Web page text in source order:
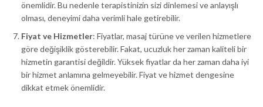
önemlidir. Bu nedenle terapistinizin sizi dinlemesi ve anlayışlı
olması, deneyimi daha verimli hale getirebilir.
Fiyat ve Hizmetler: Fiyatlar, masaj türüne ve verilen hizmetlere
göre değişiklik gösterebilir. Fakat, ucuzluk her zaman kaliteli bir
hizmetin garantisi değildir. Yüksek fiyatlar da her zaman daha iyi
bir hizmet anlamına gelmeyebilir. Fiyat ve hizmet dengesine
dikkat etmek önemlidir.